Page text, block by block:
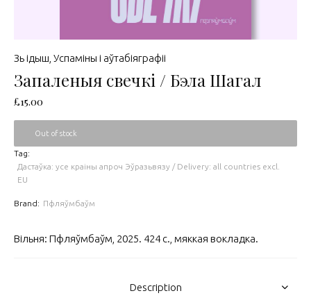
Зь ідыш Успаміны і аўтабіяграфіі
Запаленыя свечкі / Бэла Шагал
£15.00
Вільня: Пфляўмбаўм, 2025. 424 с., мяккая вокладка.
Out of stock
Tag:
Дастаўка: усе краіны апроч Эўразьвязу / Delivery: all countries excl.
EU
Brand: Пфляўмбаўм
Description